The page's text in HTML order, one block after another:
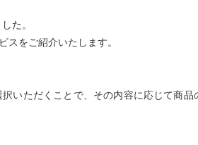
た。
スをご紹介いたします。
いただくことで、その内容に応じて商品